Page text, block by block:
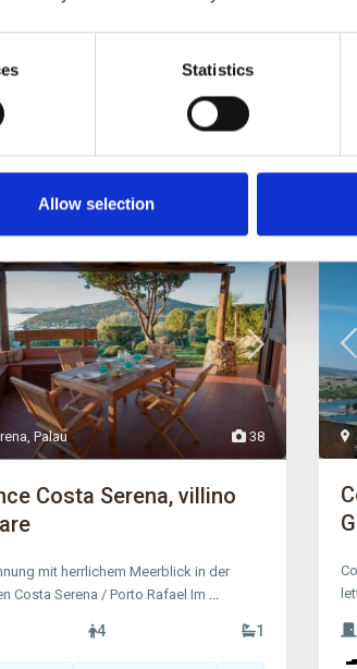
Statistics
Allow selection
38
Palau
Costa Serena, villino
mit herrlichem Meerblick in der
Costa Serena / Porto Rafael Im
4 1